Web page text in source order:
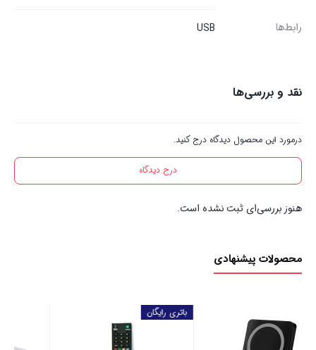
رابط‌ها USB
نقد و بررسی‌ها
درمورد این محصول دیدگاه درج کنید.
درج دیدگاه
هنوز بررسی‌ای ثبت نشده است.
محصولات پیشنهادی